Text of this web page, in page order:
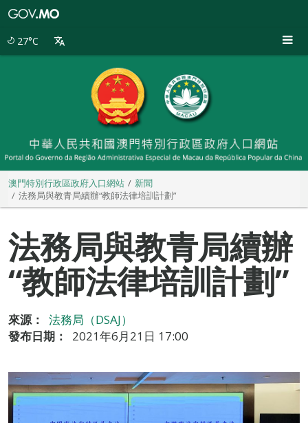
27°C
澳門特別行政區政府入口網站
新聞
法務局與教青局續辦“教師法律培訓計劃”
法務局與教青局續辦
“教師法律培訓計劃”
來源：
法務局（DSAJ）
發布日期：
2021年6月21日 17:00